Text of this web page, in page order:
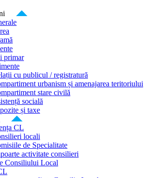
primar
cu publicul / registratură
urbanism și amenajarea teritoriului
stare civilă
socială
și taxe
CL
locali
de Specialitate
activitate consilieri
Consiliului Local